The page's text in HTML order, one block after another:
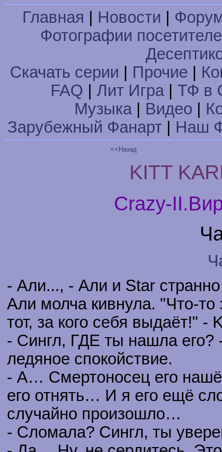
Главная Новости
Фотографии
Скачать серии
Прочие
FAQ
Лит Игра| ТФ в
Музыка| Видео
Зарубежный Фанарт
Наш
<<Назад
KITT
Crazy-
- Али..., - Али и Star
Али молча кивнула. "Что-то
тот, за кого себя выдаёт!" -
- Сингл, ГДЕ ты нашла его?
ледяное спокойствие.
- А… Смертоносец его
его отнять… И я его ещё
случайно произошло…
- Сломала? Сингл, ты